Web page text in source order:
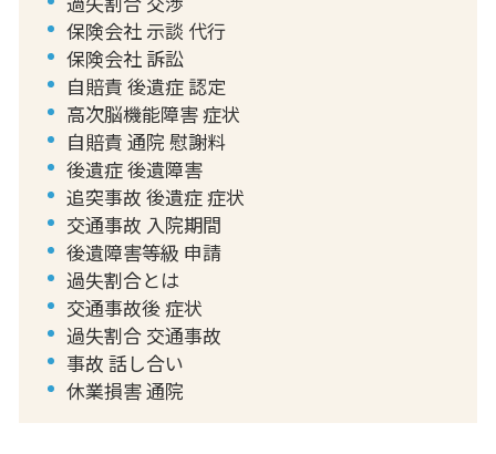
保険会社 示談 代行
保険会社 訴訟
自賠責 後遺症 認定
高次脳機能障害 症状
自賠責 通院 慰謝料
後遺症 後遺障害
追突事故 後遺症 症状
交通事故 入院期間
後遺障害等級 申請
過失割合とは
交通事故後 症状
過失割合 交通事故
事故 話し合い
休業損害 通院